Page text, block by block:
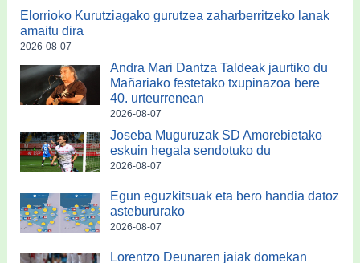
Elorrioko Kurutziagako gurutzea zaharberritzeko lanak
amaitu dira
2026-08-07
Andra Mari Dantza Taldeak jaurtiko du
Mañariako festetako txupinazoa bere
40. urteurrenean
2026-08-07
Joseba Muguruzak SD Amorebietako
eskuin hegala sendotuko du
2026-08-07
Egun eguzkitsuak eta bero handia datoz
astebururako
2026-08-07
Lorentzo Deunaren jaiak domekan